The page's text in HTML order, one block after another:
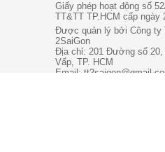
Giấy phép hoạt động số
TT&TT TP.HCM cấp ngày
Được quản lý bởi Công ty
2SaiGon
Địa chỉ: 201 Đường số
Vấp, TP. HCM
Email: